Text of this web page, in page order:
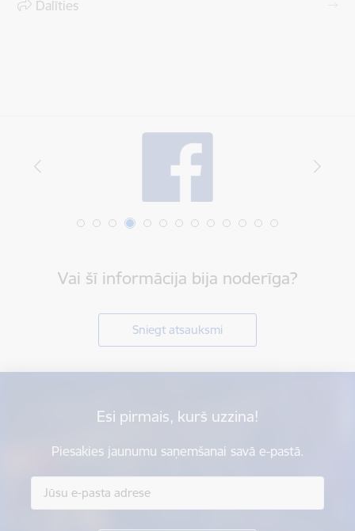
Dalīties
Vai šī informācija bija noderīga?
Sniegt atsauksmi
Esi pirmais, kurš uzzina!
Piesakies jaunumu saņemšanai savā e-pastā.